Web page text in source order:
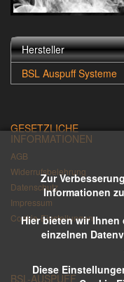
Zur
Informationen
Hier bieten wir
einzelnen
Diese
Hersteller
BSL Auspuff Systeme
GESETZLICHE
INFORMATIONEN
AGB
Widerrufsbelehrung
Datenschutz
Impressum
Cookie-Einstellungen
BSL-AUSPUFF